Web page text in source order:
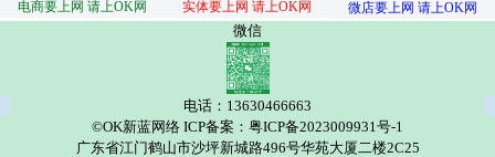
电商要上网 请上OK网
实体要上网 请上OK网 微店要上网 请上OK网
微信
电话：13630466663
©OK新蓝网络 ICP备案：粤ICP备2023009931号-1
广东省江门鹤山市沙坪新城路496号华苑大厦二楼2C25